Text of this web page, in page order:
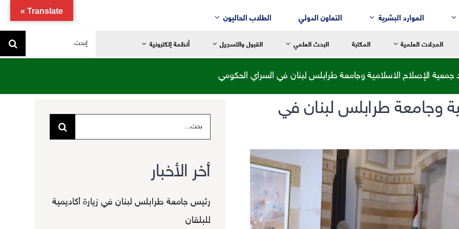
الموارد البشرية التعاون الدولي الطلاب الحاليون
النقد الأدبي
علم النفس
قسم التسويق
قسم المحاسبة
قسم نُظُم المعلومات الإدارية
التربية الابتدائية
التربية الخاصة
التربية الرياضية
المجلات العلمية المكتبة البحث العلمي القبول والتسجيل أنظمة إلكترونية
البحث
عن:
جمعية الإصلاح الاسلامية وجامعة طرابلس لبنان في السراي الحكومي
وجامعة طرابلس لبنان في
البحث
عن:
أخر الأخبار
رئيس جامعة طرابلس لبنان في زيارة أكاديمية
للبلقان
Translate »